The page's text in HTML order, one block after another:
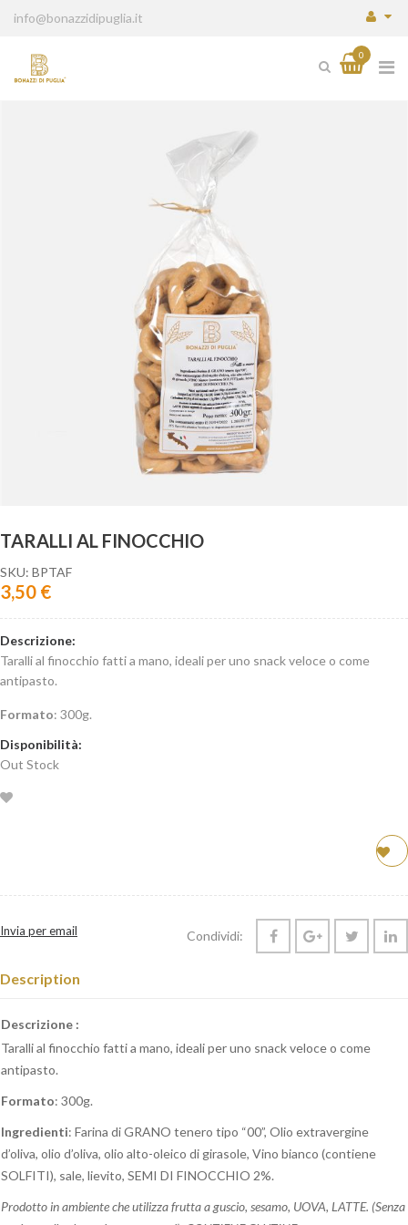
info@bonazzidipuglia.it
0
TARALLI AL FINOCCHIO
SKU: BPTAF
3,50 €
Descrizione:
Taralli al finocchio fatti a mano, idealiper uno snack veloce o come
antipasto.
Formato: 300g.
Disponibilità:
Out Stock
Invia per email Condividi:
Description
Descrizione :
Taralli al finocchio fatti a mano, idealiper uno snack veloce o come
antipasto.
Formato: 300g.
Ingredienti: Farina di GRANO tenero tipo “00”, Olio extravergine
d’oliva, olio d’oliva, olio alto-oleico di girasole, Vino bianco (contiene
SOLFITI), sale, lievito, SEMI DI FINOCCHIO 2%.
Prodotto in ambiente che utilizza frutta a guscio, sesamo, UOVA, LATTE. (Senza